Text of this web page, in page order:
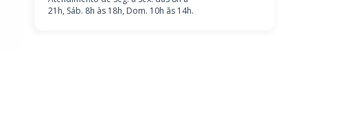
21h, Sáb. 8h às 18h, Dom. 10h ãs 14h.